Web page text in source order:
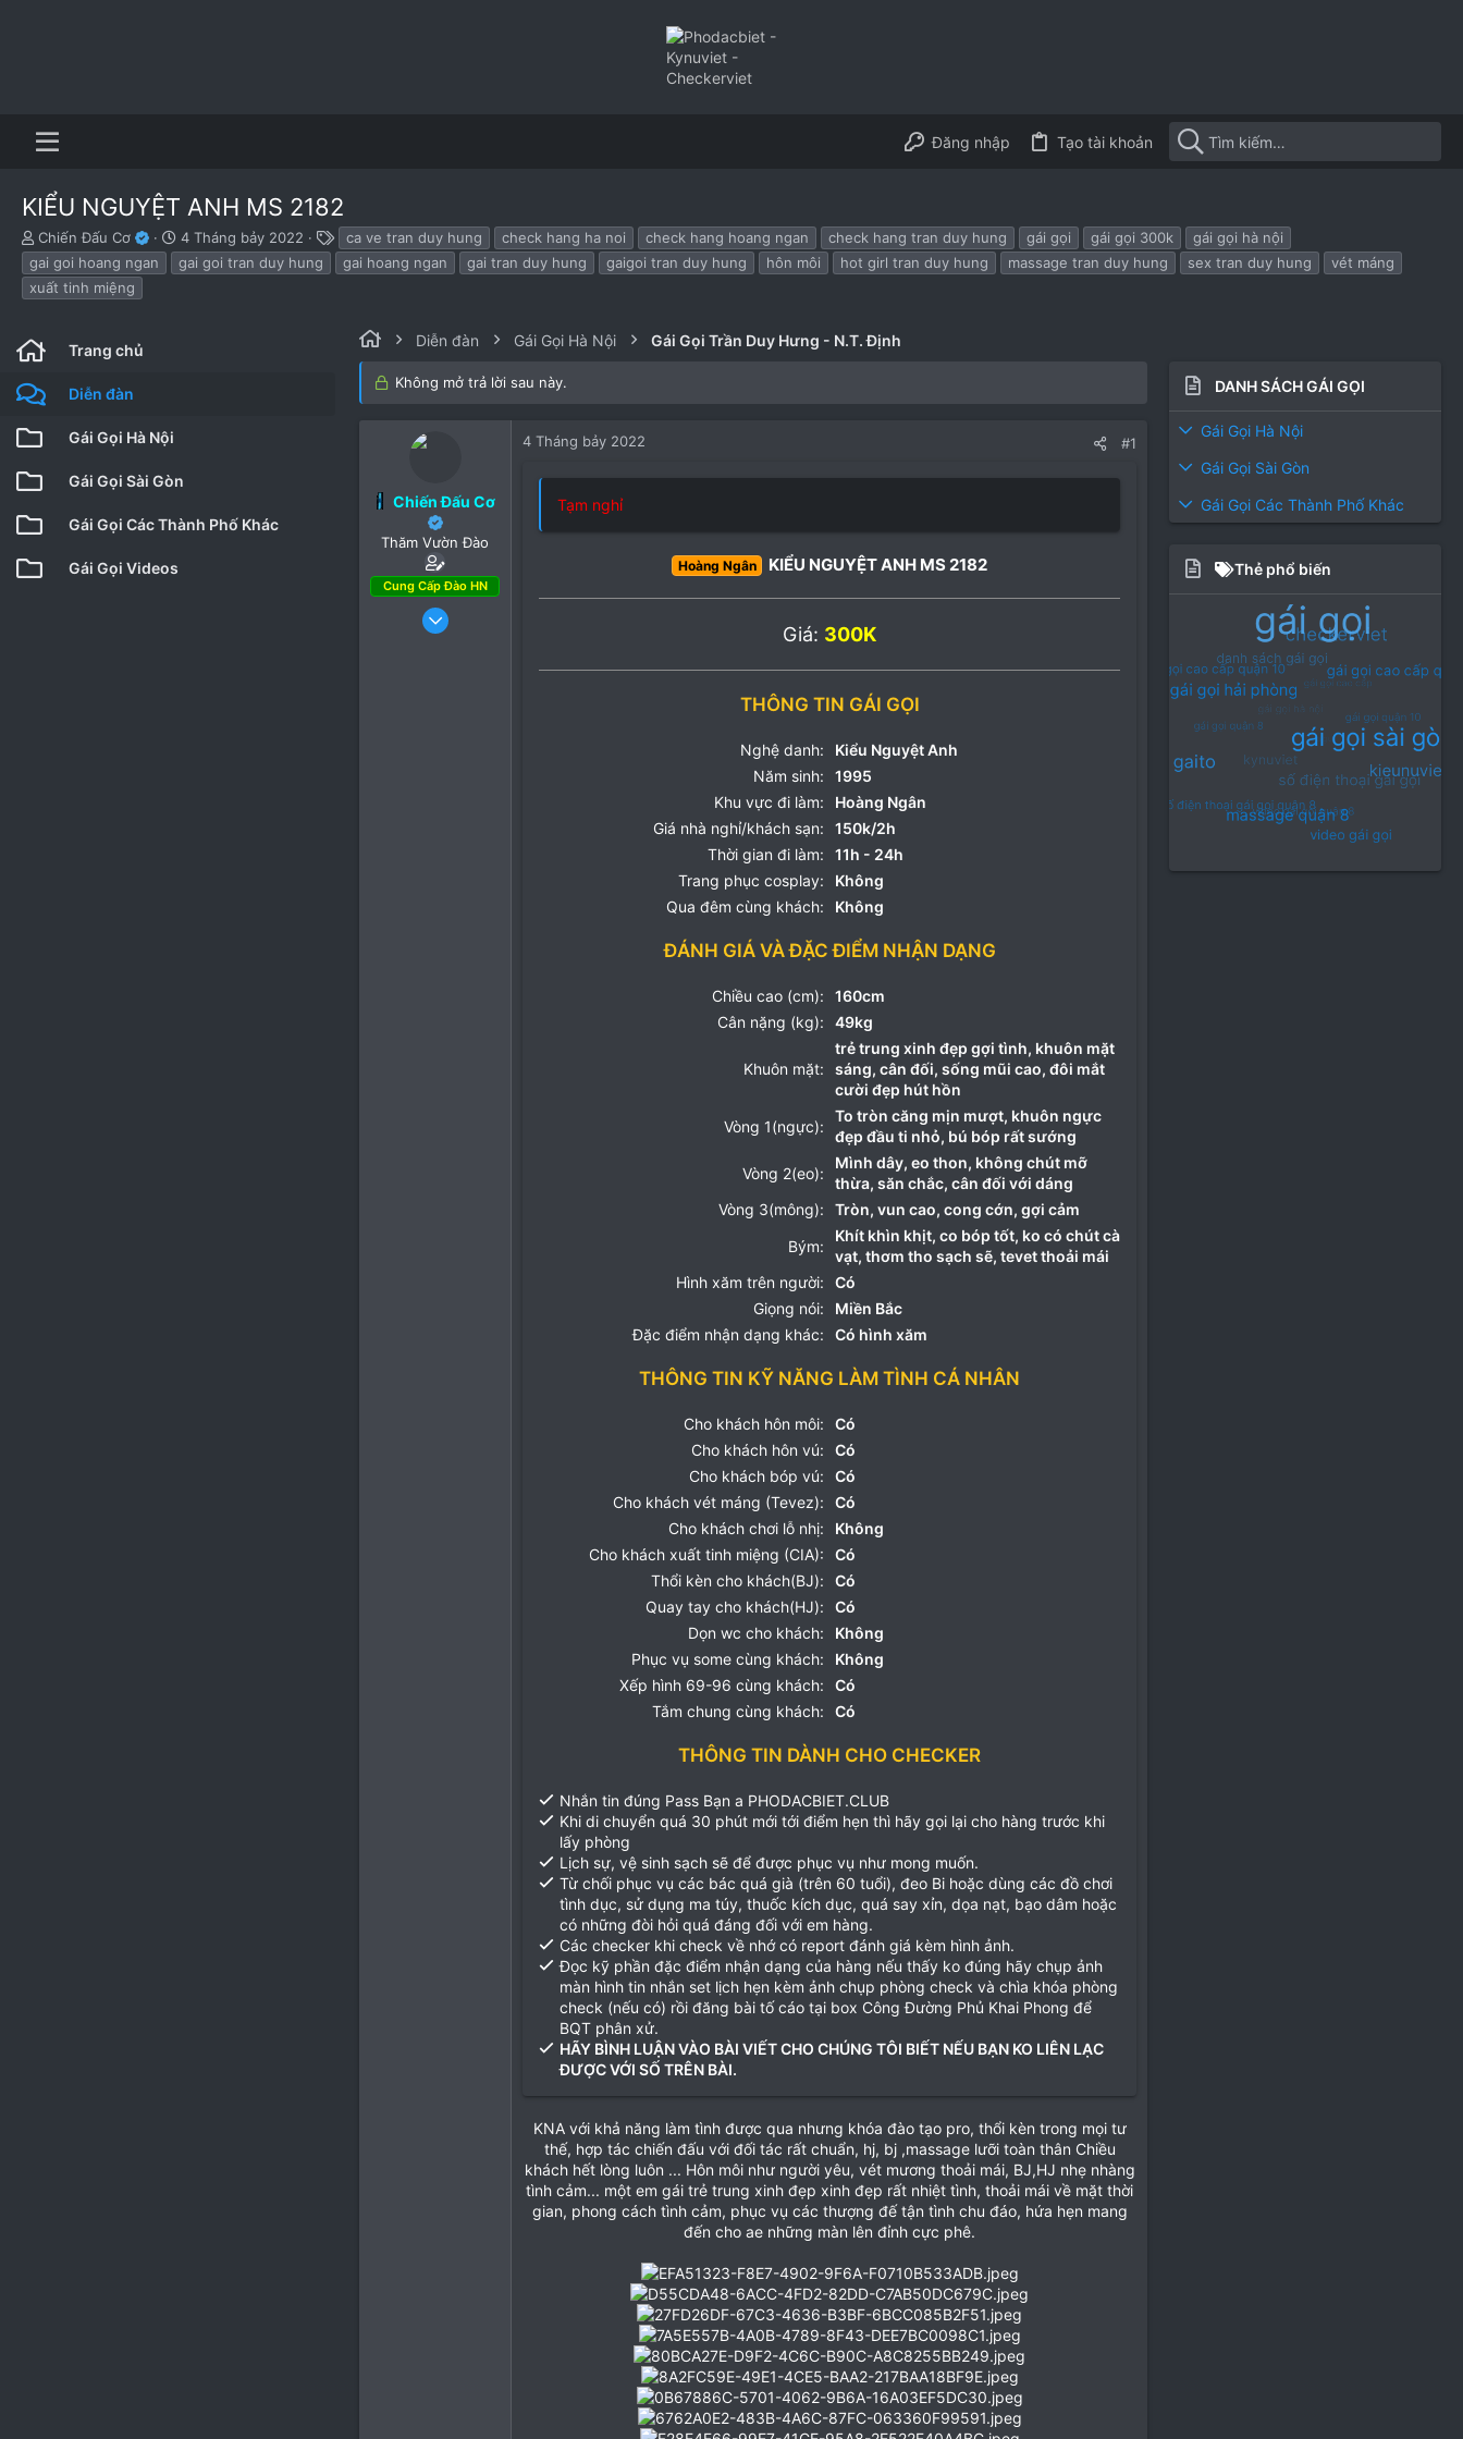
Đăng nhập Tạo tài khoản
KIỂU NGUYỆT ANH MS 2182
B
ắ
t
đ
Chiến Đấu Cơ
N
g
à
4 Tháng bảy 2022
h
ẻ
ca ve tran duy hung check hang ha noi check hang hoang ngan check hang tran duy hung gái gọi gái gọi 300k
gái gọi hà nội
gai goi hoang ngan
gai goi tran duy hung gai hoang ngan gai tran duy hung gaigoi tran duy hung hôn môi hot girl tran duy hung massage tran duy hung sex tran duy hung
vét máng
xuất tinh miệng
Trang chủ
Diễn đàn
Gái Gọi Hà Nội
Gái Gọi Sài Gòn
Gái Gọi Các Thành Phố Khác
Gái Gọi Videos
Diễn đàn Gái Gọi Hà Nội Gái Gọi Trần Duy Hưng - N.T. Định
Không mở trả lời sau này.
Chiến Đấu Cơ
Thăm Vườn Đào
Cung Cấp Đào HN
4 Tháng bảy 2022 #1
Tạm nghỉ
Hoàng Ngân KIỂU NGUYỆT ANH MS 2182
Giá: 300K
THÔNG TIN GÁI GỌI
Nghệ danh:
Kiểu Nguyệt Anh
Năm sinh:
1995
Khu vực đi làm:
Hoàng Ngân
Giá nhà nghỉ/khách sạn:
150k/2h
Thời gian đi làm:
11h - 24h
Trang phục cosplay:
Không
Qua đêm cùng khách:
Không
ĐÁNH GIÁ VÀ ĐẶC ĐIỂM NHẬN DẠNG
Chiều cao (cm):
160cm
Cân nặng (kg):
49kg
Khuôn mặt:
trẻ trung xinh đẹp gợi tình, khuôn mặt
sáng, cân đối, sống mũi cao, đôi mắt
cười đẹp hút hồn
Vòng 1(ngực):
To tròn căng mịn mượt, khuôn ngực
đẹp đầu ti nhỏ, bú bóp rất sướng
Vòng 2(eo):
Mình dây, eo thon, không chút mỡ
thừa, săn chắc, cân đối với dáng
Vòng 3(mông):
Tròn, vun cao, cong cớn, gợi cảm
Bým:
Khít khìn khịt, co bóp tốt, ko có chút cà
vạt, thơm tho sạch sẽ, tevet thoải mái
Hình xăm trên người:
Có
Giọng nói:
Miền Bắc
Đặc điểm nhận dạng khác:
Có hình xăm
THÔNG TIN KỸ NĂNG LÀM TÌNH CÁ NHÂN
Cho khách hôn môi:
Có
Cho khách hôn vú:
Có
Cho khách bóp vú:
Có
Cho khách vét máng (Tevez):
Có
Cho khách chơi lỗ nhị:
Không
Cho khách xuất tinh miệng (CIA):
Có
Thổi kèn cho khách(BJ):
Có
Quay tay cho khách(HJ):
Có
Dọn wc cho khách:
Không
Phục vụ some cùng khách:
Không
Xếp hình 69-96 cùng khách:
Có
Tắm chung cùng khách:
Có
THÔNG TIN DÀNH CHO CHECKER
Nhắn tin đúng Pass Bạn a PHODACBIET.CLUB
Khi di chuyển quá 30 phút mới tới điểm hẹn thì hãy gọi lại cho hàng trước khi
lấy phòng
Lịch sự, vệ sinh sạch sẽ để được phục vụ như mong muốn.
Từ chối phục vụ các bác quá già (trên 60 tuổi), đeo Bi hoặc dùng các đồ chơi
tình dục, sử dụng ma túy, thuốc kích dục, quá say xỉn, dọa nạt, bạo dâm hoặc
có những đòi hỏi quá đáng đối với em hàng.
Các checker khi check về nhớ có report đánh giá kèm hình ảnh.
Đọc kỹ phần đặc điểm nhận dạng của hàng nếu thấy ko đúng hãy chụp ảnh
màn hình tin nhắn set lịch hẹn kèm ảnh chụp phòng check và chìa khóa phòng
check (nếu có) rồi đăng bài tố cáo tại box Công Đường Phủ Khai Phong để
BQT phân xử.
HÃY BÌNH LUẬN VÀO BÀI VIẾT CHO CHÚNG TÔI BIẾT NẾU BẠN KO LIÊN LẠC
ĐƯỢC VỚI SỐ TRÊN BÀI.
KNA với khả năng làm tình được qua nhưng khóa đào tạo pro, thổi kèn trong mọi tư
thế, hợp tác chiến đấu với đối tác rất chuẩn, hj, bj ,massage lưỡi toàn thân Chiều
khách hết lòng luôn ... Hôn môi như người yêu, vét mương thoải mái, BJ,HJ nhẹ nhàng
tình cảm... một em gái trẻ trung xinh đẹp xinh đẹp rất nhiệt tình, thoải mái về mặt thời
gian, phong cách tình cảm, phục vụ các thượng đế tận tình chu đáo, hứa hẹn mang
đến cho ae những màn lên đỉnh cực phê.
DANH SÁCH GÁI GỌI
Gái Gọi Hà Nội
Gái Gọi Sài Gòn
Gái Gọi Các Thành Phố Khác
Thẻ phổ biến